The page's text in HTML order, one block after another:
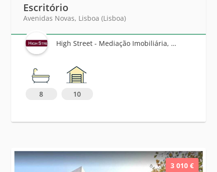
Escritório
Avenidas Novas, Lisboa (Lisboa)
High Street - Mediação Imobiliária, Unipessoal Lda
8 10
3 010 €